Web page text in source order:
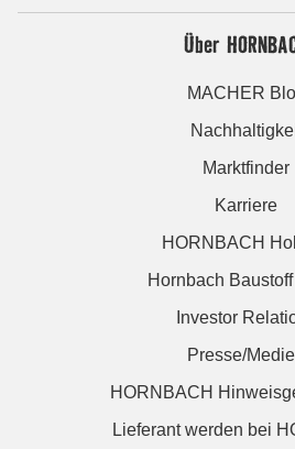
Über
MACHER
Marktfinder
Karriere
HORNBACH
Hornbach
Investor
Presse/
HORNBACH
Lieferant werden bei